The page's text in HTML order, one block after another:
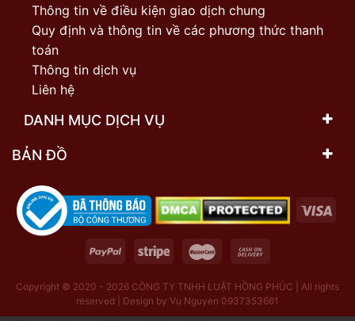
Thông tin về điều kiện giao dịch chung
Quy định và thông tin về các phương thức thanh
toán
Thông tin dịch vụ
Liên hệ
DANH MỤC DỊCH VỤ
BẢN ĐỒ
Copyright © 2020 - 2026 CÔNG TY TNHH LUẬT HỒNG PHÚC | All rights
reserved | Design by Vu Nguyen 0937353661